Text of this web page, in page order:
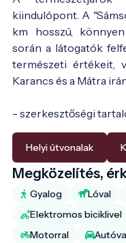
kiindulópont. A
km hosszú,
során a látogatók
természeti értékeit,
Karancs és a Mátra
- szerkesztőségi
Helyi útvonalak
Megközelítés,
Gyalog Lóval
Elektromos biciklivel
Motorral